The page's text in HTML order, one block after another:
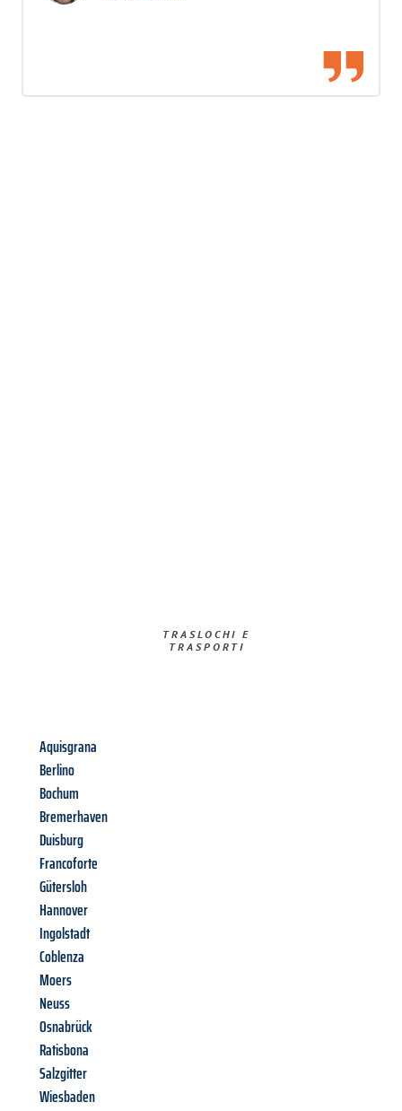
TRASLOCHI E
TRASPORTI​
Aquisgrana
Berlino
Bochum
Bremerhaven
Duisburg
Francoforte
Gütersloh
Hannover
Ingolstadt
Coblenza
Moers
Neuss
Osnabrück
Ratisbona
Salzgitter
Wiesbaden